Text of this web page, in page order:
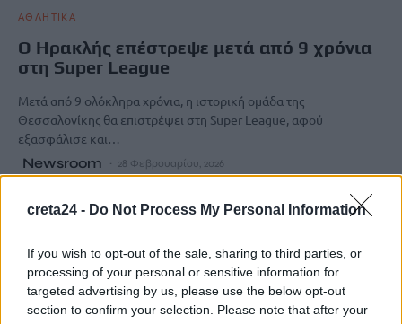
creta24 - Do Not Process My Personal Information
If you wish to opt-out of the sale, sharing to third parties, or
processing of your personal or sensitive information for
targeted advertising by us, please use the below opt-out
section to confirm your selection. Please note that after your
ΑΘΛΗΤΙΚΑ
Ο Ηρακλής επέστρεψε μετά από 9 χρόνια
στη Super League
Μετά από 9 ολόκληρα χρόνια, η ιστορική ομάδα της
Θεσσαλονίκης θα επιστρέψει στη Super League, αφού
εξασφάλισε και…
Newsroom 28 Φεβρουαρίου, 2026